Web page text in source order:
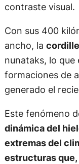
contraste visual.
Con sus 400
ancho, la
nunataks, lo que
formaciones de
generado el
Este fenómeno
dinámica del
extremas del
estructuras